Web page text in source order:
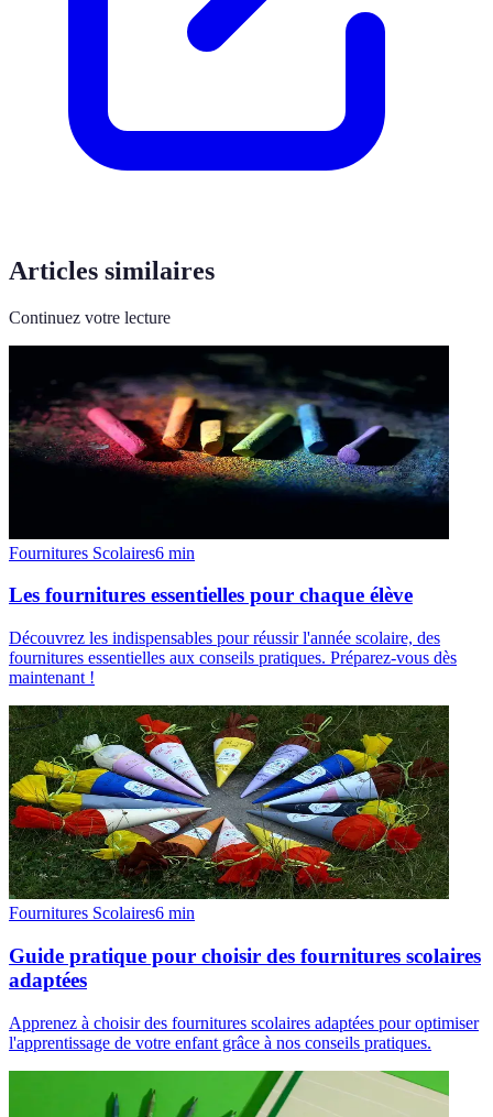
Articles similaires
Continuez votre lecture
Fournitures Scolaires6 min
Les fournitures essentielles pour chaque élève
Découvrez les indispensables pour réussir l'année scolaire, des
fournitures essentielles aux conseils pratiques. Préparez-vous dès
maintenant !
Fournitures Scolaires6 min
Guide pratique pour choisir des fournitures scolaires
adaptées
Apprenez à choisir des fournitures scolaires adaptées pour optimiser
l'apprentissage de votre enfant grâce à nos conseils pratiques.